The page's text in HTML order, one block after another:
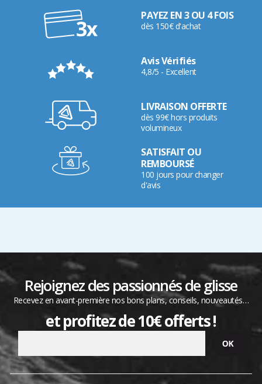
PAYEZ EN 3 OU 4 FOIS
dès 150€ d'achat
Avis Vérifiés
4,8/5 - Excellent
LIVRAISON OFFERTE
dès 99€ hors produits
volumineux
SATISFAIT OU
REMBOURSÉ
100 jours pour changer
d'avis
Rejoignez des passionnés de glisse
Recevez en avant-première nos bons plans, conseils, nouveautés…
et profitez de 10€ offerts !